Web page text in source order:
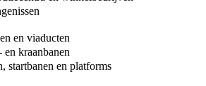
en viaducten
en kraanbanen
startbanen en platforms